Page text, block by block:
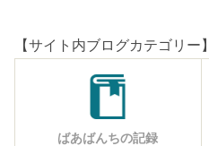
【サイト内ブログカテゴリー】
ばあばんちの記録